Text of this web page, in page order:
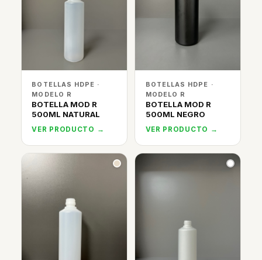
BOTELLAS HDPE ·
MODELO R
BOTELLA MOD R
500ML NATURAL
VER PRODUCTO →
BOTELLAS HDPE ·
MODELO R
BOTELLA MOD R
500ML NEGRO
VER PRODUCTO →